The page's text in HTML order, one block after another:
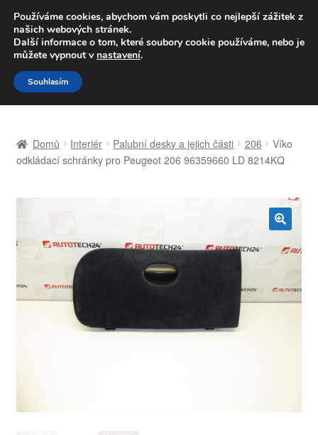
DOPRAVA od 139,-Kč
Volejte po-pá 9-16 704 494 494
Přeskočit
na
navigaci
Přejít
k
obsahu
Celosvětová doprava
Můj účet
Domů Interiér Palubní desky a jejich části 206
Víko
odkládací schránky pro Peugeot 206 96359660 LD 8214KQ
Používáme cookies, abychom vám poskytli co nejlepší zážitek z
našich webových stránek.
Další informace o tom, které soubory cookie používáme, nebo je
můžete vypnout v nastavení.
Souhlasím